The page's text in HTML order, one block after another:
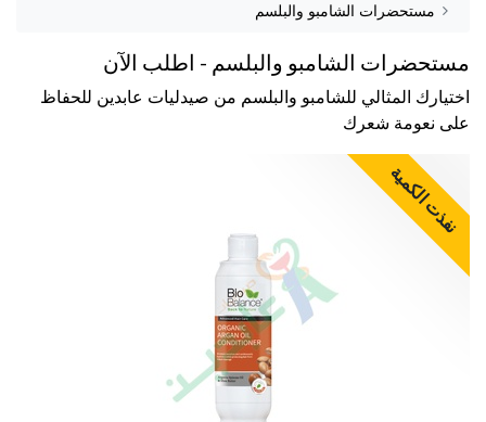
مستحضرات الشامبو والبلسم
مستحضرات الشامبو والبلسم - اطلب الآن
اختيارك المثالي للشامبو والبلسم من صيدليات عابدين للحفاظ
على نعومة شعرك
نفذت الكمية